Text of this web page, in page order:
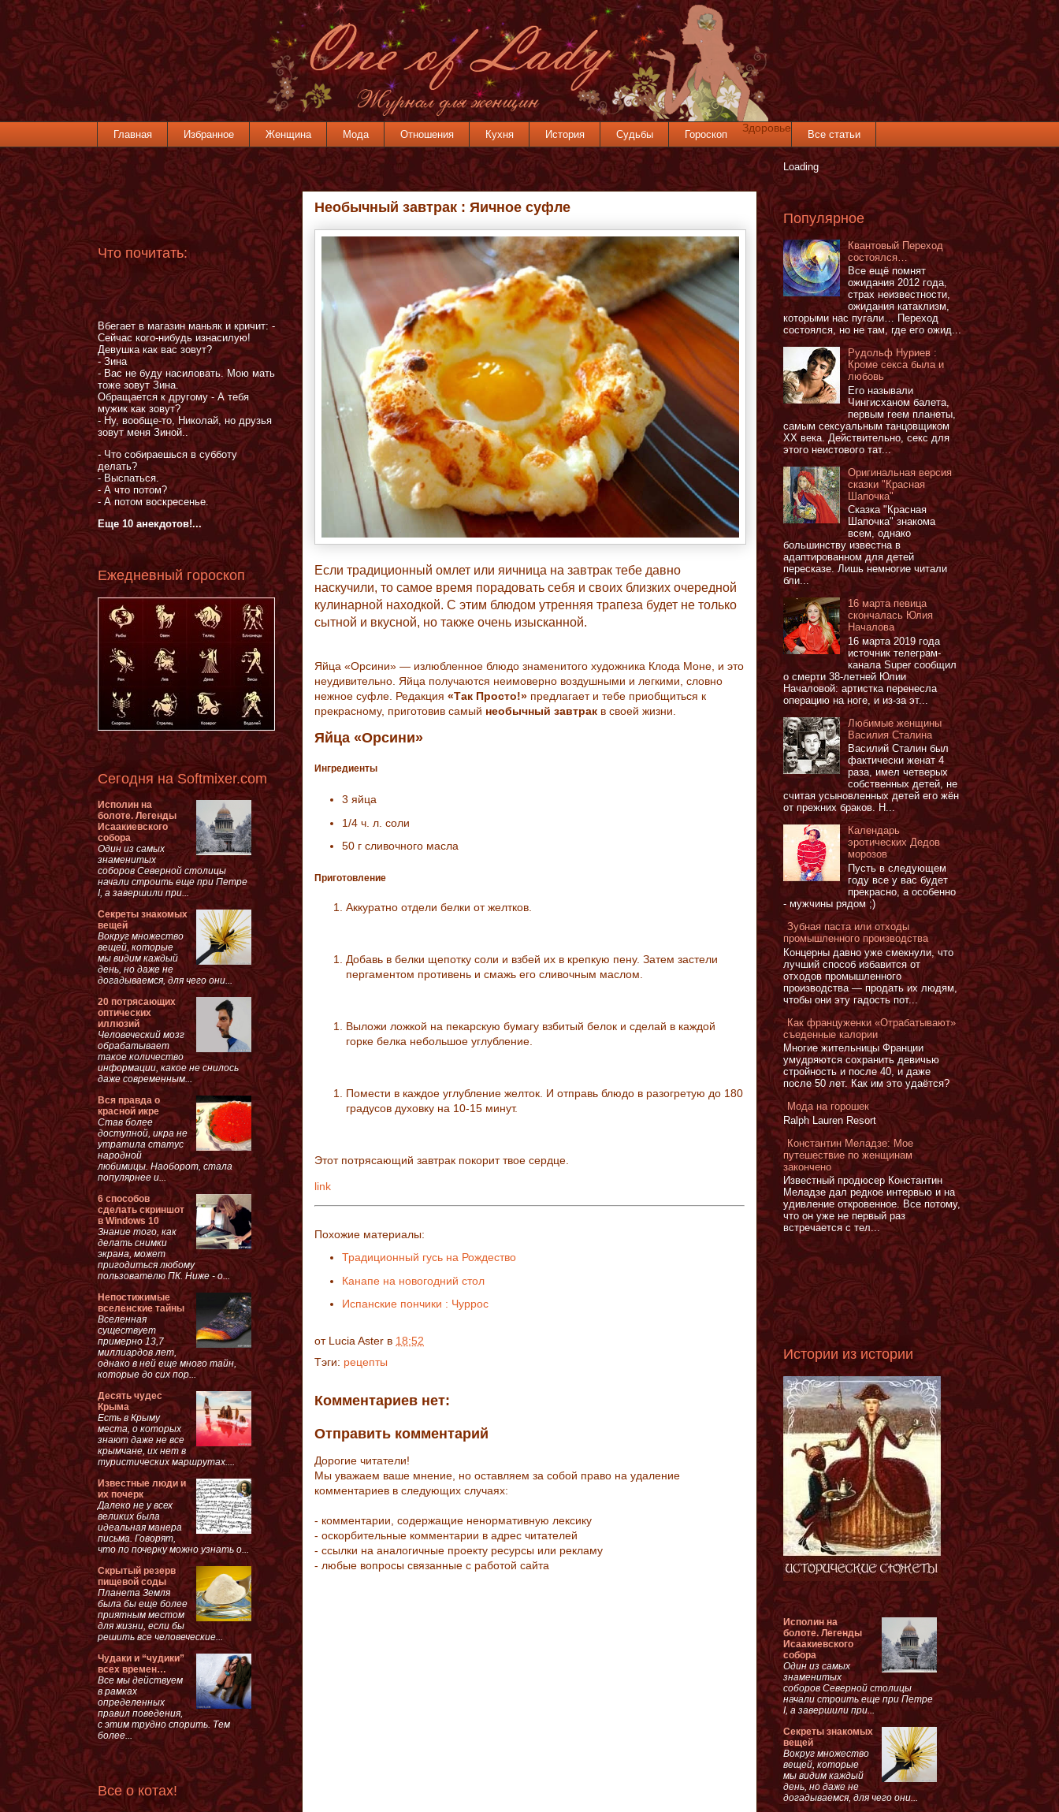
Главная Избранное Женщина Мода Отношения Кухня История Судьбы Гороскоп
Здоровье
Все статьи
Необычный завтрак : Яичное суфле
Если традиционный омлет или яичница на завтрак тебе давно
наскучили, то самое время порадовать себя и своих близких очередной
кулинарной находкой. С этим блюдом утренняя трапеза будет не только
сытной и вкусной, но также очень изысканной.
Яйца «Орсини» — излюбленное блюдо знаменитого художника Клода Моне, и это
неудивительно. Яйца получаются неимоверно воздушными и легкими, словно
нежное суфле. Редакция «Так Просто!» предлагает и тебе приобщиться к
прекрасному, приготовив самый необычный завтрак в своей жизни.
Яйца «Орсини»
Ингредиенты
3 яйца
1/4 ч. л. соли
50 г сливочного масла
Приготовление
Аккуратно отдели белки от желтков.
Добавь в белки щепотку соли и взбей их в крепкую пену. Затем застели
пергаментом противень и смажь его сливочным маслом.
Выложи ложкой на пекарскую бумагу взбитый белок и сделай в каждой
горке белка небольшое углубление.
Помести в каждое углубление желток. И отправь блюдо в разогретую до 180
градусов духовку на 10-15 минут.
Этот потрясающий завтрак покорит твое сердце.
link
Похожие материалы:
Традиционный гусь на Рождество
Канапе на новогодний стол
Испанские пончики : Чуррос
от Lucia Aster в 18:52
Тэги: рецепты
Комментариев нет:
Отправить комментарий
Дорогие читатели!
Мы уважаем ваше мнение, но оставляем за собой право на удаление
комментариев в следующих случаях:
- комментарии, содержащие ненормативную лексику
- оскорбительные комментарии в адрес читателей
- ссылки на аналогичные проекту ресурсы или рекламу
- любые вопросы связанные с работой сайта
Что почитать:
Вбегает в магазин маньяк и кричит: -
Сейчас кого-нибудь изнасилую!
Девушка как вас зовут?
- Зина
- Вас не буду насиловать. Мою мать
тоже зовут Зина.
Обращается к другому - А тебя
мужик как зовут?
- Ну, вообще-то, Николай, но друзья
зовут меня Зиной..
- Что собираешься в субботу
делать?
- Выспаться.
- А что потом?
- А потом воскресенье.
Еще 10 анекдотов!...
Ежедневный гороскоп
Сегодня на Softmixer.com
Исполин на
болоте. Легенды
Исаакиевского
собора
Один из самых
знаменитых
соборов Северной столицы
начали строить еще при Петре
I, а завершили при...
Секреты знакомых
вещей
Вокруг множество
вещей, которые
мы видим каждый
день, но даже не
догадываемся, для чего они...
20 потрясающих
оптических
иллюзий
Человеческий мозг
обрабатывает
такое количество
информации, какое не снилось
даже современным...
Вся правда о
красной икре
Став более
доступной, икра не
утратила статус
народной
любимицы. Наоборот, стала
популярнее и...
6 способов
сделать скриншот
в Windows 10
Знание того, как
делать снимки
экрана, может
пригодиться любому
пользователю ПК. Ниже - о...
Непостижимые
вселенские тайны
Вселенная
существует
примерно 13,7
миллиардов лет,
однако в ней еще много тайн,
которые до сих пор...
Десять чудес
Крыма
Есть в Крыму
места, о которых
знают даже не все
крымчане, их нет в
туристических маршрутах....
Известные люди и
их почерк
Далеко не у всех
великих была
идеальная манера
письма. Говорят,
что по почерку можно узнать о...
Скрытый резерв
пищевой соды
Планета Земля
была бы еще более
приятным местом
для жизни, если бы
решить все человеческие...
Чудаки и “чудики”
всех времен…
Все мы действуем
в рамках
определенных
правил поведения,
с этим трудно спорить. Тем
более...
Все о котах!
Loading
Популярное
Квантовый Переход
состоялся…
Все ещё помнят
ожидания 2012 года,
страх неизвестности,
ожидания катаклизм,
которыми нас пугали… Переход
состоялся, но не там, где его ожид...
Рудольф Нуриев :
Кроме секса была и
любовь
Его называли
Чингисханом балета,
первым геем планеты,
самым сексуальным танцовщиком
XX века. Действительно, секс для
этого неистового тат...
Оригинальная версия
сказки "Красная
Шапочка"
Сказка "Красная
Шапочка" знакома
всем, однако
большинству известна в
адаптированном для детей
пересказе. Лишь немногие читали
бли...
16 марта певица
скончалась Юлия
Началова
16 марта 2019 года
источник телеграм-
канала Super сообщил
о смерти 38-летней Юлии
Началовой: артистка перенесла
операцию на ноге, и из-за эт...
Любимые женщины
Василия Сталина
Василий Сталин был
фактически женат 4
раза, имел четверых
собственных детей, не
считая усыновленных детей его жён
от прежних браков. Н...
Календарь
эротических Дедов
морозов
Пусть в следующем
году все у вас будет
прекрасно, а особенно
- мужчины рядом ;)
Зубная паста или отходы
промышленного производства
Концерны давно уже смекнули, что
лучший способ избавится от
отходов промышленного
производства — продать их людям,
чтобы они эту гадость пот...
Как француженки «Отрабатывают»
съеденные калории
Многие жительницы Франции
умудряются сохранить девичью
стройность и после 40, и даже
после 50 лет. Как им это удаётся?
Мода на горошек
Ralph Lauren Resort
Константин Меладзе: Мое
путешествие по женщинам
закончено
Известный продюсер Константин
Меладзе дал редкое интервью и на
удивление откровенное. Все потому,
что он уже не первый раз
встречается с тел...
Истории из истории
Исполин на
болоте. Легенды
Исаакиевского
собора
Один из самых
знаменитых
соборов Северной столицы
начали строить еще при Петре
I, а завершили при...
Секреты знакомых
вещей
Вокруг множество
вещей, которые
мы видим каждый
день, но даже не
догадываемся, для чего они...